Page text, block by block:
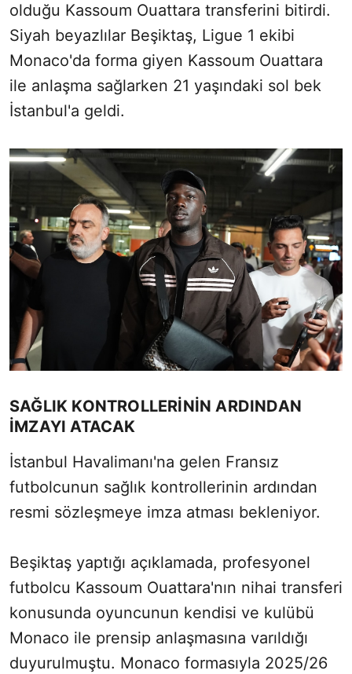
olduğu Kassoum Ouattara transferini bitirdi.
Siyah beyazlılar Beşiktaş, Ligue 1 ekibi
Monaco'da forma giyen Kassoum Ouattara
ile anlaşma sağlarken 21 yaşındaki sol bek
İstanbul'a geldi.
SAĞLIK KONTROLLERİNİN ARDINDAN
İMZAYI ATACAK
İstanbul Havalimanı'na gelen Fransız
futbolcunun sağlık kontrollerinin ardından
resmi sözleşmeye imza atması bekleniyor.
Beşiktaş yaptığı açıklamada, profesyonel
futbolcu Kassoum Ouattara'nın nihai transferi
konusunda oyuncunun kendisi ve kulübü
Monaco ile prensip anlaşmasına varıldığı
duyurulmuştu. Monaco formasıyla 2025/26